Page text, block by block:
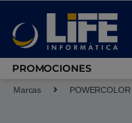
PROMOCIONES
Marcas POWERCOLOR